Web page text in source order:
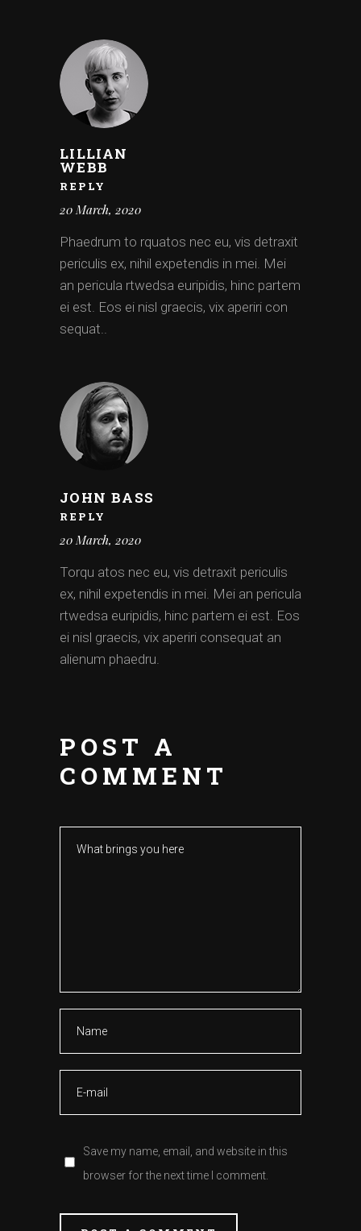
LILLIAN
WEBB
REPLY
20 March, 2020
Phaedrum to rquatos nec eu, vis detraxit
periculis ex, nihil expetendis in mei. Mei
an pericula rtwedsa euripidis, hinc partem
ei est. Eos ei nisl graecis, vix aperiri con
sequat..
JOHN BASS
REPLY
20 March, 2020
Torqu atos nec eu, vis detraxit periculis
ex, nihil expetendis in mei. Mei an pericula
rtwedsa euripidis, hinc partem ei est. Eos
ei nisl graecis, vix aperiri consequat an
alienum phaedru.
POST A
COMMENT
Save my name, email, and website in this
browser for the next time I comment.